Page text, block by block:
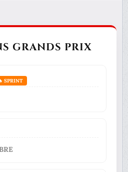
GRANDS PRIX
SPRINT